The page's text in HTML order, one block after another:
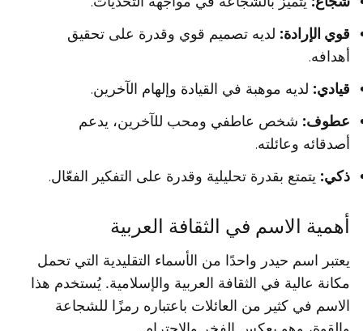
قوي الإرادة: لديه تصميم قوي وقدرة على تحقيق
أهدافه.
قيادي: لديه موهبة في القيادة وإلهام الآخرين.
عطوف: شخص عاطفي ومحب للآخرين، يدعم
أصدقائه وعائلته.
ذكي: يتمتع بقدرة تحليلية وقدرة على التفكير الفعّال.
أهمية الاسم في الثقافة العربية
يعتبر اسم حيدر واحدًا من الأسماء التقليدية التي تحمل
مكانة عالية في الثقافة العربية والإسلامية. يُستخدم هذا
الاسم في كثير من العائلات باعتباره رمزًا للشجاعة